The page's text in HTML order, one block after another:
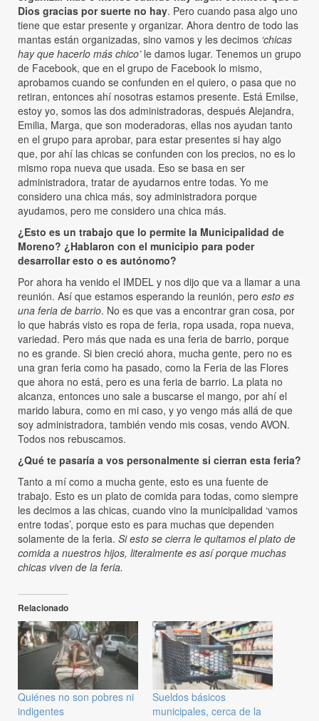
Dios gracias por suerte no hay. Pero cuando pasa algo uno
tiene que estar presente y organizar. Ahora dentro de todo las
mantas están organizadas, sino vamos y les decimos ‘chicas
hay que hacerlo más chico’ le damos lugar. Tenemos un grupo
de Facebook, que en el grupo de Facebook lo mismo,
aprobamos cuando se confunden en el quiero, o pasa que no
retiran, entonces ahí nosotras estamos presente. Está Emilse,
estoy yo, somos las dos administradoras, después Alejandra,
Emilia, Marga, que son moderadoras, ellas nos ayudan tanto
en el grupo para aprobar, para estar presentes si hay algo
que, por ahí las chicas se confunden con los precios, no es lo
mismo ropa nueva que usada. Eso se basa en ser
administradora, tratar de ayudarnos entre todas. Yo me
considero una chica más, soy administradora porque
ayudamos, pero me considero una chica más.
¿Esto es un trabajo que lo permite la Municipalidad de
Moreno? ¿Hablaron con el municipio para poder
desarrollar esto o es autónomo?
Por ahora ha venido el IMDEL y nos dijo que va a llamar a una
reunión. Así que estamos esperando la reunión, pero esto es
una feria de barrio. No es que vas a encontrar gran cosa, por
lo que habrás visto es ropa de feria, ropa usada, ropa nueva,
variedad. Pero más que nada es una feria de barrio, porque
no es grande. Si bien creció ahora, mucha gente, pero no es
una gran feria como ha pasado, como la Feria de las Flores
que ahora no está, pero es una feria de barrio. La plata no
alcanza, entonces uno sale a buscarse el mango, por ahí el
marido labura, como en mi caso, y yo vengo más allá de que
soy administradora, también vendo mis cosas, vendo AVON.
Todos nos rebuscamos.
¿Qué te pasaría a vos personalmente si cierran esta feria?
Tanto a mí como a mucha gente, esto es una fuente de
trabajo. Esto es un plato de comida para todas, como siempre
les decimos a las chicas, cuando vino la municipalidad ‘vamos
entre todas’, porque esto es para muchas que dependen
solamente de la feria. Si esto se cierra le quitamos el plato de
comida a nuestros hijos, literalmente es así porque muchas
chicas viven de la feria.
Relacionado
Quiénes no son pobres ni
indigentes
Sueldos básicos
municipales, cerca de la